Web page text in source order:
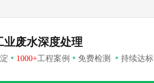
业废水深度处理
* 1000+工程案例 * 免费检测 * 持续达标